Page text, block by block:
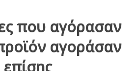
που αγόρασαν
αγοράσαν
επίσης